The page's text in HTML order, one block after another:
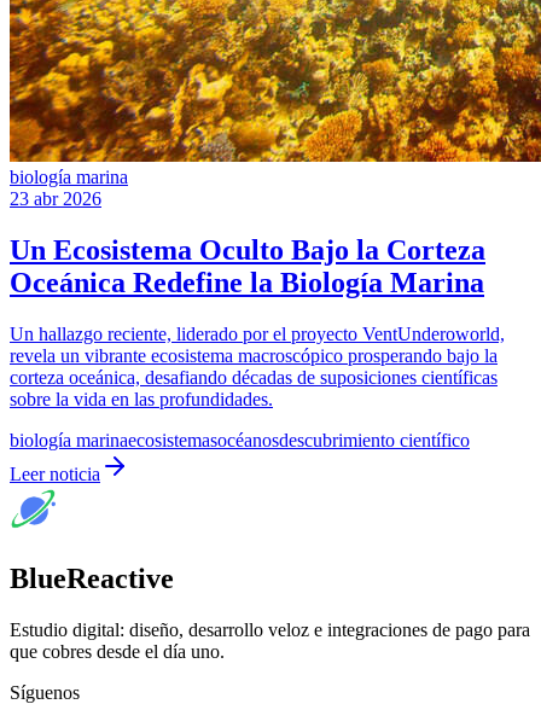
biología marina
23 abr 2026
Un Ecosistema Oculto Bajo la Corteza
Oceánica Redefine la Biología Marina
Un hallazgo reciente, liderado por el proyecto VentUnderoworld,
revela un vibrante ecosistema macroscópico prosperando bajo la
corteza oceánica, desafiando décadas de suposiciones científicas
sobre la vida en las profundidades.
biología marinaecosistemasocéanosdescubrimiento científico
Leer noticia
BlueReactive
Estudio digital: diseño, desarrollo veloz e integraciones de pago para
que cobres desde el día uno.
Síguenos